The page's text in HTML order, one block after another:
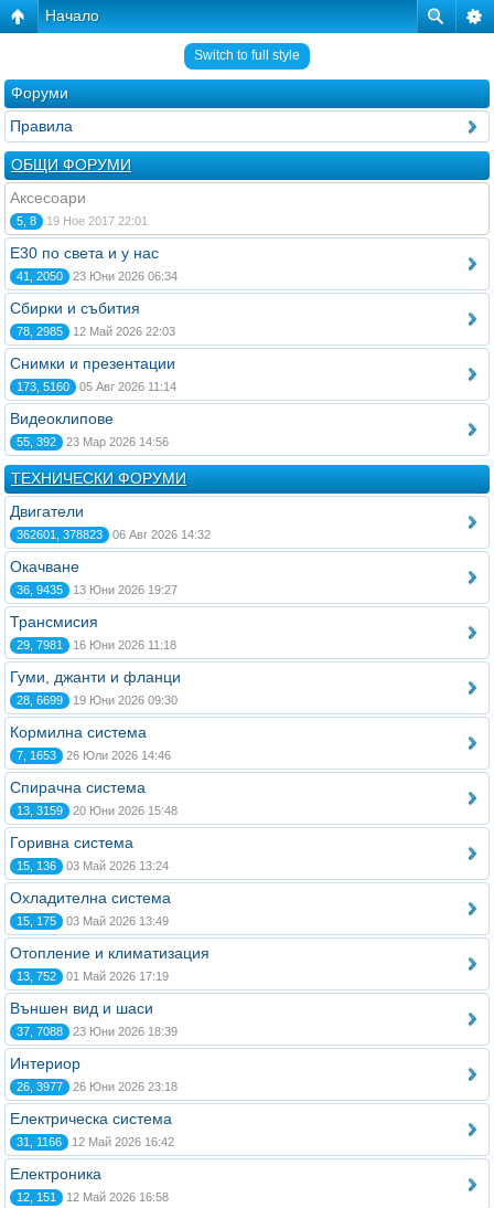
Начало
Switch to full style
Форуми
Правила
ОБЩИ ФОРУМИ
Аксесоари
5, 8 19 Ное 2017 22:01
E30 по света и у нас
41, 2050 23 Юни 2026 06:34
Сбирки и събития
78, 2985 12 Май 2026 22:03
Снимки и презентации
173, 5160 05 Авг 2026 11:14
Видеоклипове
55, 392 23 Мар 2026 14:56
ТЕХНИЧЕСКИ ФОРУМИ
Двигатели
362601, 378823 06 Авг 2026 14:32
Окачване
36, 9435 13 Юни 2026 19:27
Трансмисия
29, 7981 16 Юни 2026 11:18
Гуми, джанти и фланци
28, 6699 19 Юни 2026 09:30
Кормилна система
7, 1653 26 Юли 2026 14:46
Спирачна система
13, 3159 20 Юни 2026 15:48
Горивна система
15, 136 03 Май 2026 13:24
Охладителна система
15, 175 03 Май 2026 13:49
Отопление и климатизация
13, 752 01 Май 2026 17:19
Външен вид и шаси
37, 7088 23 Юни 2026 18:39
Интериор
26, 3977 26 Юни 2026 23:18
Електрическа система
31, 1166 12 Май 2026 16:42
Електроника
12, 151 12 Май 2026 16:58